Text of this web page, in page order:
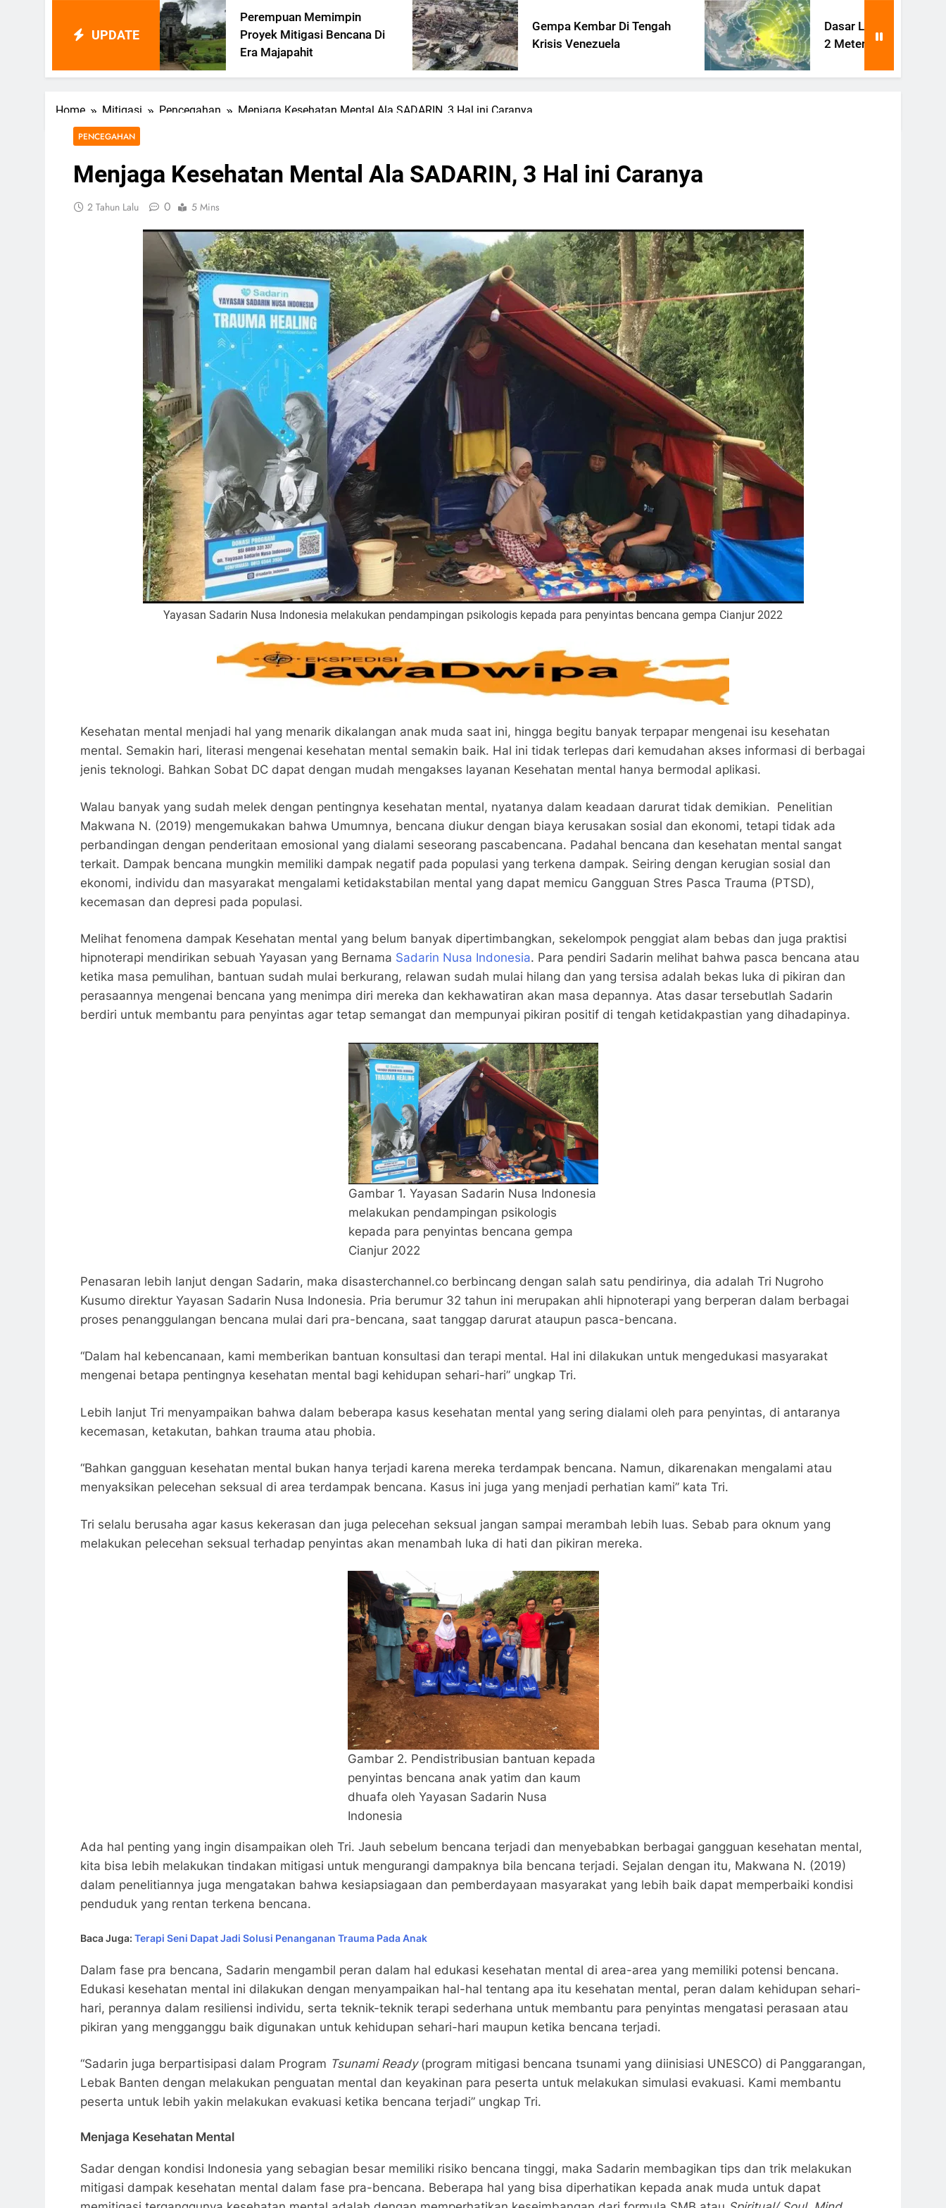
UPDATE
Perempuan Memimpin
Proyek Mitigasi Bencana Di
Era Majapahit
Gempa Kembar Di Tengah
Krisis Venezuela
Dasar Laut Filipina Terangkat
2 Meter Pasca Gempa Besar
Home Mitigasi Pencegahan Menjaga Kesehatan Mental Ala SADARIN, 3 Hal ini Caranya
PENCEGAHAN
Menjaga Kesehatan Mental Ala SADARIN, 3 Hal ini Caranya
2 Tahun Lalu 0 5 Mins
Yayasan Sadarin Nusa Indonesia melakukan pendampingan psikologis kepada para penyintas bencana gempa Cianjur 2022
Kesehatan mental menjadi hal yang menarik dikalangan anak muda saat ini, hingga begitu banyak terpapar mengenai isu kesehatan
mental. Semakin hari, literasi mengenai kesehatan mental semakin baik. Hal ini tidak terlepas dari kemudahan akses informasi di berbagai
jenis teknologi. Bahkan Sobat DC dapat dengan mudah mengakses layanan Kesehatan mental hanya bermodal aplikasi.
Walau banyak yang sudah melek dengan pentingnya kesehatan mental, nyatanya dalam keadaan darurat tidak demikian. Penelitian
Makwana N. (2019) mengemukakan bahwa Umumnya, bencana diukur dengan biaya kerusakan sosial dan ekonomi, tetapi tidak ada
perbandingan dengan penderitaan emosional yang dialami seseorang pascabencana. Padahal bencana dan kesehatan mental sangat
terkait. Dampak bencana mungkin memiliki dampak negatif pada populasi yang terkena dampak. Seiring dengan kerugian sosial dan
ekonomi, individu dan masyarakat mengalami ketidakstabilan mental yang dapat memicu Gangguan Stres Pasca Trauma (PTSD),
kecemasan dan depresi pada populasi.
Melihat fenomena dampak Kesehatan mental yang belum banyak dipertimbangkan, sekelompok penggiat alam bebas dan juga praktisi
hipnoterapi mendirikan sebuah Yayasan yang Bernama Sadarin Nusa Indonesia. Para pendiri Sadarin melihat bahwa pasca bencana atau
ketika masa pemulihan, bantuan sudah mulai berkurang, relawan sudah mulai hilang dan yang tersisa adalah bekas luka di pikiran dan
perasaannya mengenai bencana yang menimpa diri mereka dan kekhawatiran akan masa depannya. Atas dasar tersebutlah Sadarin
berdiri untuk membantu para penyintas agar tetap semangat dan mempunyai pikiran positif di tengah ketidakpastian yang dihadapinya.
Gambar 1. Yayasan Sadarin Nusa Indonesia
melakukan pendampingan psikologis
kepada para penyintas bencana gempa
Cianjur 2022
Penasaran lebih lanjut dengan Sadarin, maka disasterchannel.co berbincang dengan salah satu pendirinya, dia adalah Tri Nugroho
Kusumo direktur Yayasan Sadarin Nusa Indonesia. Pria berumur 32 tahun ini merupakan ahli hipnoterapi yang berperan dalam berbagai
proses penanggulangan bencana mulai dari pra-bencana, saat tanggap darurat ataupun pasca-bencana.
“Dalam hal kebencanaan, kami memberikan bantuan konsultasi dan terapi mental. Hal ini dilakukan untuk mengedukasi masyarakat
mengenai betapa pentingnya kesehatan mental bagi kehidupan sehari-hari” ungkap Tri.
Lebih lanjut Tri menyampaikan bahwa dalam beberapa kasus kesehatan mental yang sering dialami oleh para penyintas, di antaranya
kecemasan, ketakutan, bahkan trauma atau phobia.
“Bahkan gangguan kesehatan mental bukan hanya terjadi karena mereka terdampak bencana. Namun, dikarenakan mengalami atau
menyaksikan pelecehan seksual di area terdampak bencana. Kasus ini juga yang menjadi perhatian kami” kata Tri.
Tri selalu berusaha agar kasus kekerasan dan juga pelecehan seksual jangan sampai merambah lebih luas. Sebab para oknum yang
melakukan pelecehan seksual terhadap penyintas akan menambah luka di hati dan pikiran mereka.
Gambar 2. Pendistribusian bantuan kepada
penyintas bencana anak yatim dan kaum
dhuafa oleh Yayasan Sadarin Nusa
Indonesia
Ada hal penting yang ingin disampaikan oleh Tri. Jauh sebelum bencana terjadi dan menyebabkan berbagai gangguan kesehatan mental,
kita bisa lebih melakukan tindakan mitigasi untuk mengurangi dampaknya bila bencana terjadi. Sejalan dengan itu, Makwana N. (2019)
dalam penelitiannya juga mengatakan bahwa kesiapsiagaan dan pemberdayaan masyarakat yang lebih baik dapat memperbaiki kondisi
penduduk yang rentan terkena bencana.
Baca Juga: Terapi Seni Dapat Jadi Solusi Penanganan Trauma Pada Anak
Dalam fase pra bencana, Sadarin mengambil peran dalam hal edukasi kesehatan mental di area-area yang memiliki potensi bencana.
Edukasi kesehatan mental ini dilakukan dengan menyampaikan hal-hal tentang apa itu kesehatan mental, peran dalam kehidupan sehari-
hari, perannya dalam resiliensi individu, serta teknik-teknik terapi sederhana untuk membantu para penyintas mengatasi perasaan atau
pikiran yang mengganggu baik digunakan untuk kehidupan sehari-hari maupun ketika bencana terjadi.
“Sadarin juga berpartisipasi dalam Program Tsunami Ready(program mitigasi bencana tsunami yang diinisiasi UNESCO) di Panggarangan,
Lebak Banten dengan melakukan penguatan mental dan keyakinan para peserta untuk melakukan simulasi evakuasi. Kami membantu
peserta untuk lebih yakin melakukan evakuasi ketika bencana terjadi” ungkap Tri.
Menjaga Kesehatan Mental
Sadar dengan kondisi Indonesia yang sebagian besar memiliki risiko bencana tinggi, maka Sadarin membagikan tips dan trik melakukan
mitigasi dampak kesehatan mental dalam fase pra-bencana. Beberapa hal yang bisa diperhatikan kepada anak muda untuk dapat